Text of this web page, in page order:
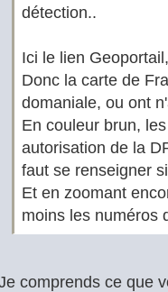
détection..
Ici le lien
Donc la carte de
domaniale, ou ont
En couleur brun,
autorisation de la
faut se renseigner
Et en zoomant
moins les numéros
comprends ce que